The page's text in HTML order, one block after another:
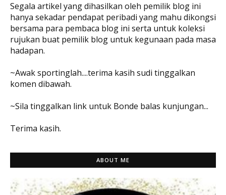
Segala artikel yang dihasilkan oleh pemilik blog ini
hanya sekadar pendapat peribadi yang mahu dikongsi
bersama para pembaca blog ini serta untuk koleksi
rujukan buat pemilik blog untuk kegunaan pada masa
hadapan.
~Awak sportinglah....terima kasih sudi tinggalkan
komen dibawah.
~Sila tinggalkan link untuk Bonde balas kunjungan...
Terima kasih.
ABOUT ME